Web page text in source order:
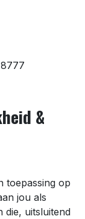
&
toepassing op
jou als
die, uitsluitend